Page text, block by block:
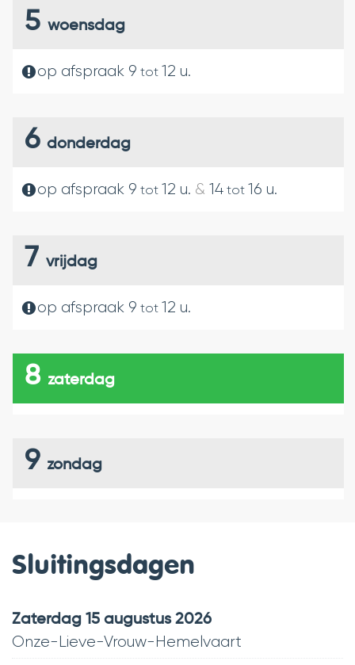
5 woensdag
op afspraak 9 tot 12 u.
6 donderdag
op afspraak 9 tot 12 u. & 14tot 16 u.
7 vrijdag
op afspraak 9 tot 12 u.
8 zaterdag
9 zondag
Sluitingsdagen
zaterdag 15 augustus 2026
Onze-Lieve-Vrouw-Hemelvaart